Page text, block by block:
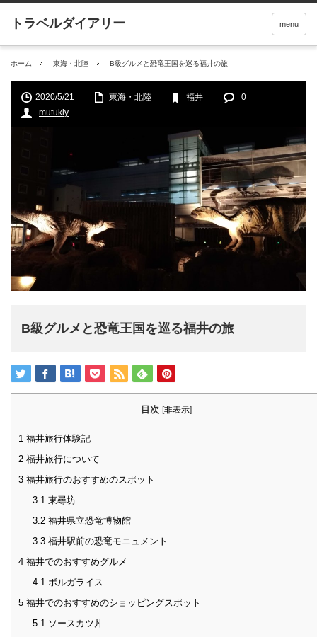
menu
ホーム 東海・北陸 B級グルメと恐竜王国を巡る福井の旅
2020/5/21 東海・北陸 福井
0
mutukiy
B級グルメと恐竜王国を巡る福井の旅
目次 [非表示]
1 福井旅行体験記
2 福井旅行について
3 福井旅行のおすすめのスポット
3.1 東尋坊
3.2福井県立恐竜博物館
3.3福井駅前の恐竜モニュメント
4 福井でのおすすめグルメ
4.1 ボルガライス
5 福井でのおすすめのショッピングスポット
5.1 ソースカツ丼